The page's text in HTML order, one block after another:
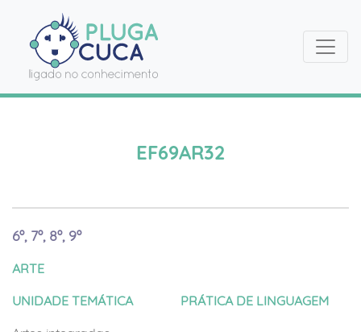
EF69AR32
6º, 7º, 8º, 9º
ARTE
UNIDADE TEMÁTICA
PRÁTICA DE LINGUAGEM